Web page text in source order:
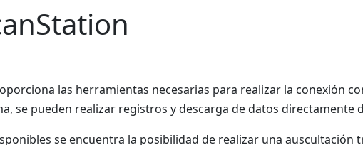
las herramientas necesarias para realizar la conexión
se pueden realizar registros y descarga de datos directamente
se encuentra la posibilidad de realizar una auscultación